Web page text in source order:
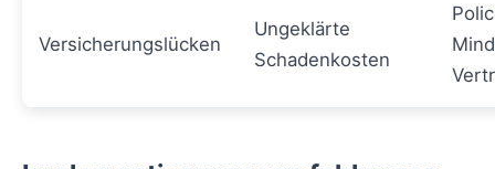
Versicherungslücken
Ungeklärte
Schadenkosten